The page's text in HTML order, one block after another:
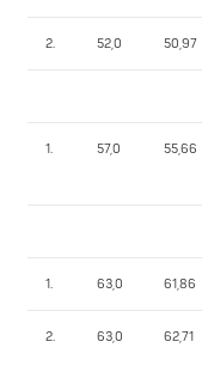
2. 52,0 50,97
1. 57,0 55,66
1. 63,0 61,86
2. 63,0 62,71